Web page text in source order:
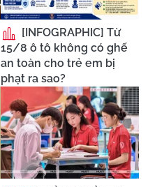
[INFOGRAPHIC] Từ
15/8 ô tô không có ghế
an toàn cho trẻ em bị
phạt ra sao?